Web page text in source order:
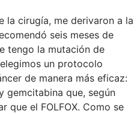
la cirugía, me derivaron a la
seis meses de
tengo la mutación de
un protocolo
de manera más eficaz:
gemcitabina que, según
que el FOLFOX. Como se